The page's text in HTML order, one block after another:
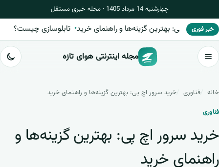
چهارشنبه 14 مرداد 1405 · مجله خبری مستقل
خبر فوری
خرید سرور اچ پی: بهترین گزینه‌ها و راهنمای خرید تابلوسازی
مجله اینترنتی هوای تازه
خانه فناوری خرید سرور اچ پی: بهترین گزینه‌ها و راهنمای خرید
فناوری
خرید سرور اچ پی: بهترین گزینه‌ها و
راهنمای خرید